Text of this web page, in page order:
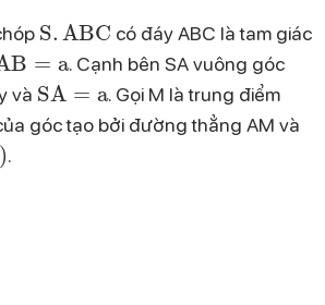
ABC
có đáy ABC là tam giác
=a
. Cạnh bên SA vuông góc
và
SA=a
. Gọi M là trung điểm
góc tạo bởi đường thẳng AM và
.